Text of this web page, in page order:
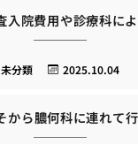
入院費用や診療科に
2025.10.04
未分類
から膿何科に連れて